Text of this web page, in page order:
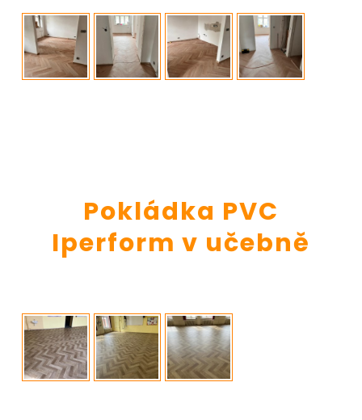
Pokládka PVC
Iperform v učebně